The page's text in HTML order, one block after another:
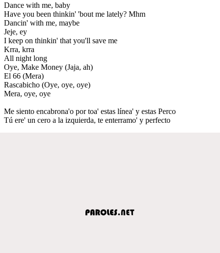
Dance with me, baby
Have you been thinkin' 'bout me lately? Mhm
Dancin' with me, maybe
Jeje, ey
I keep on thinkin' that you'll save me
Krra, krra
All night long
Oye, Make Money (Jaja, ah)
El 66 (Mera)
Rascabicho (Oye, oye, oye)
Mera, oye, oye
Me siento encabrona'o por toa' estas línea' y estas Perco
Tú ere' un cero a la izquierda, te enterramo' y perfecto